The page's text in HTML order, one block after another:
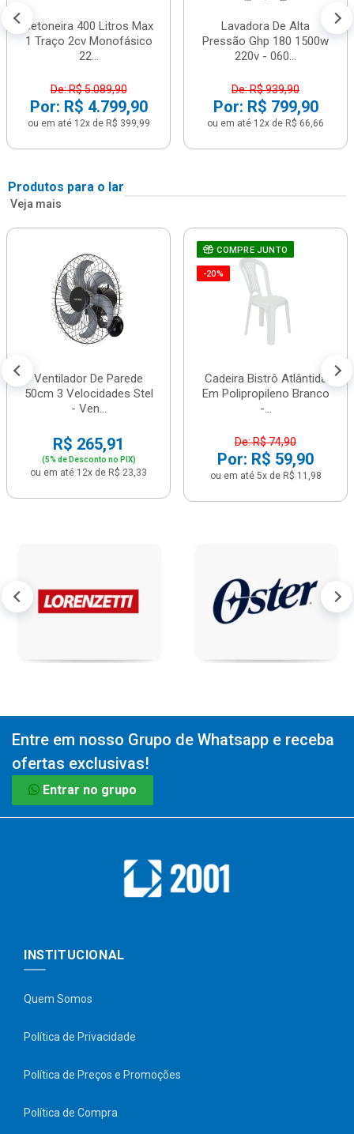
Betoneira 400 Litros Max
1 Traço 2cv Monofásico
22...
De: R$ 5.089,90
Por: R$ 4.799,90
ou em até 12x de R$ 399,99
Lavadora De Alta
Pressão Ghp 180 1500w
220v - 060...
De: R$ 939,90
Por: R$ 799,90
ou em até 12x de R$ 66,66
Produtos para o lar
Veja mais
Ventilador De Parede
50cm 3 Velocidades Stel
- Ven...
R$ 265,91
(5% de Desconto no PIX)
ou em até 12x de R$ 23,33
COMPRE JUNTO
-20%
Cadeira Bistrô Atlântida
Em Polipropileno Branco
-...
De: R$ 74,90
Por: R$ 59,90
ou em até 5x de R$ 11,98
Entre em nosso Grupo de Whatsapp e receba
ofertas exclusivas!
Entrar no grupo
INSTITUCIONAL
Quem Somos
Política de Privacidade
Política de Preços e Promoções
Política de Compra